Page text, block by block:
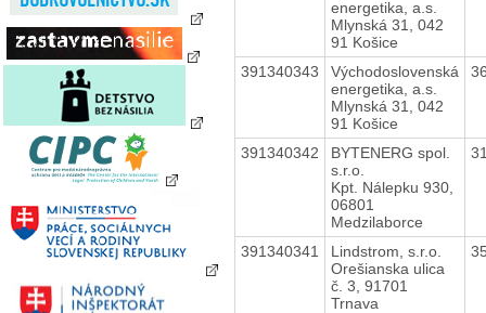
energetika, a.s.
Mlynská 31, 042
91 Košice
391340343
Východoslovenská
energetika, a.s.
Mlynská 31, 042
91 Košice
391340342
BYTENERG spol.
s.r.o.
Kpt. Nálepku 930,
06801
Medzilaborce
391340341
Lindstrom, s.r.o.
Orešianska ulica
č. 3, 91701
Trnava